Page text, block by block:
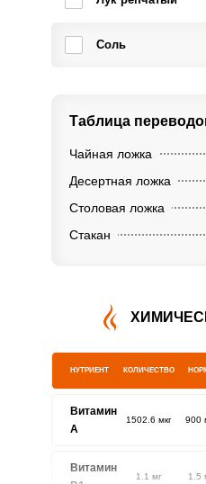
Соль
Таблица
Чайная ложка
Десертная ложка
Столовая ложка
Стакан
НУТРИЕНТ КОЛИЧЕСТВО
Витамин
A
1502.6 мкг 900
Витамин
1.1 мг 1.5